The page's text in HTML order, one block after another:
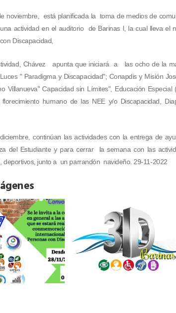
noviembre, está planificada la toma de medios de
actividad en el auditorio de Barinas I, la cual lleva
Discapacidad,
Chávez apunta que iniciará a las ocho de la
" Paradigma y Discapacidad"; Conapdis y Misión
Villanueva" Capacidad sin Límites", Educación
florecimiento humano de las NEE y/o Discapacidad,
continúan las actividades con la entrega de
del Estudiante y para cerrar la semana con las
deportivos, junto a un parrandón navideño. 29-11-2022